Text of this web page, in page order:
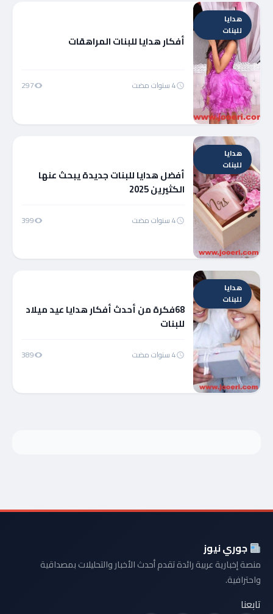
هدايا
للبنات
أفكار هدايا للبنات المراهقات
4 سنوات مضت 297
هدايا
للبنات
أفضل هدايا للبنات جديدة يبحث عنها
الكثيرين 2025
4 سنوات مضت 399
هدايا
للبنات
68فكرة من أحدث أفكار هدايا عيد ميلاد
للبنات
4 سنوات مضت 389
جوري نيوز
منصة إخبارية عربية رائدة تقدم أحدث الأخبار والتحليلات بمصداقية
واحترافية.
تابعنا